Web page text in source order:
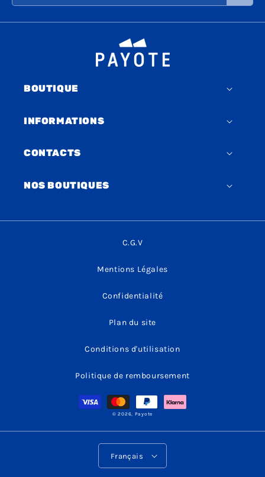
BOUTIQUE
INFORMATIONS
CONTACTS
NOS BOUTIQUES
C.G.V
Mentions Légales
Confidentialité
Plan du site
Conditions d'utilisation
Politique de remboursement
© 2026, Payote
L
Français